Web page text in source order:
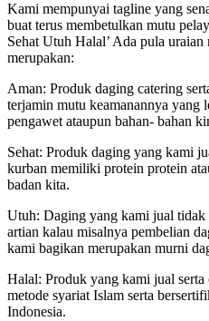
Kami mempunyai tagline yang
buat terus membetulkan mutu
Sehat Utuh Halal’ Ada pula
merupakan:
Aman: Produk daging catering
terjamin mutu keamanannya yang
pengawet ataupun bahan- bahan
Sehat: Produk daging yang kami
kurban memiliki protein protein
badan kita.
Utuh: Daging yang kami jual
artian kalau misalnya pembelian
kami bagikan merupakan murni
Halal: Produk yang kami jual serta
metode syariat Islam serta
Indonesia.